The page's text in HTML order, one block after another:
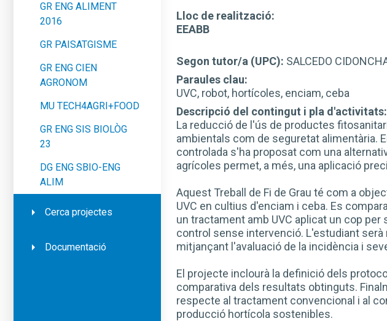
GR ENG ALIMENT
2016
GR PAISATGISME
GR ENG CIEN
AGRONOM
MU TECH4AGRI+FOOD
GR ENG SIS BIOLÒG
23
DG ENG SBIO-ENG
ALIM
Cerca projectes
Documentació
Lloc de realització:
EEABB
Segon tutor/a (UPC): SALCEDO
Paraules clau:
UVC, robot, hortícoles, enciam, ceba
Descripció del contingut i pla d'activitats:
La reducció de l'ús de productes
ambientals com de seguretat alimentària.
controlada s'ha proposat com una
agrícoles permet, a més, una aplicació
Aquest Treball de Fi de Grau té com a
UVC en cultius d'enciam i ceba. Es
un tractament amb UVC aplicat un cop
control sense intervenció. L'estudiant
mitjançant l'avaluació de la incidència i
El projecte inclourà la definició dels
comparativa dels resultats obtinguts.
respecte al tractament convencional i al
producció hortícola sostenibles.